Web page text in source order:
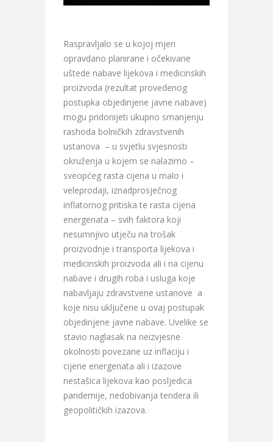
Raspravljalo se u kojoj mjeri
opravdano planirane i očekivane
uštede nabave lijekova i medicinskih
proizvoda (rezultat provedenog
postupka objedinjene javne nabave)
mogu pridonijeti ukupno smanjenju
rashoda bolničkih zdravstvenih
ustanova – u svjetlu svjesnosti
okruženja u kojem se nalazimo –
sveopćeg rasta cijena u malo i
veleprodaji, iznadprosječnog
inflatornog pritiska te rasta cijena
energenata – svih faktora koji
nesumnjivo utječu na trošak
proizvodnje i transporta lijekova i
medicinskih proizvoda ali i na cijenu
nabave i drugih roba i usluga koje
nabavljaju zdravstvene ustanove a
koje nisu uključene u ovaj postupak
objedinjene javne nabave. Uvelike se
stavio naglasak na neizvjesne
okolnosti povezane uz inflaciju i
cijene energenata ali i izazove
nestašica lijekova kao posljedica
pandemije, nedobivanja tendera ili
geopolitičkih izazova.